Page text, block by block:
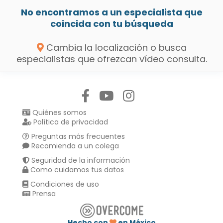
No encontramos a un especialista que
coincida con tu búsqueda
Cambia la localización o busca
especialistas que ofrezcan vídeo consulta.
Quiénes somos
Política de privacidad
Preguntas más frecuentes
Recomienda a un colega
Seguridad de la información
Como cuidamos tus datos
Condiciones de uso
Prensa